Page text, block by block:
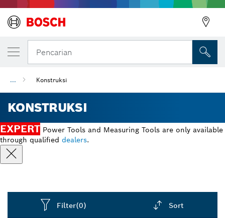
Pencarian
... Konstruksi
KONSTRUKSI
EXPERT Power Tools and Measuring Tools are only available
through qualified dealers.
Filter(0) Sort